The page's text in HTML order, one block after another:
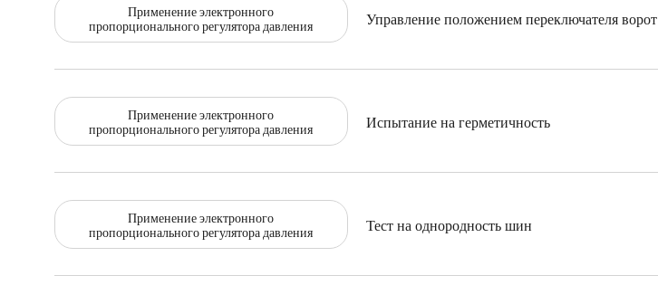
Применение электронного
пропорционального регулятора давления
Управление положением переключателя ворот
Применение электронного
пропорционального регулятора давления
Испытание на герметичность
Применение электронного
пропорционального регулятора давления
Тест на однородность шин